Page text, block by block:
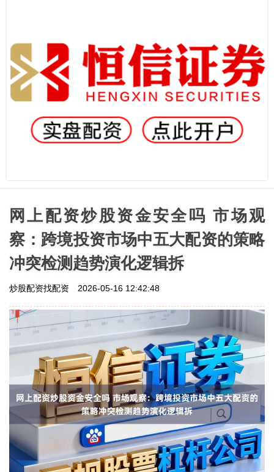
网上配资炒股资金安全吗 市场观
察：跨境投资市场中五大配资的策略
冲突检测趋势演化逻辑拆
炒股配资找配资 2026-05-16 12:42:48